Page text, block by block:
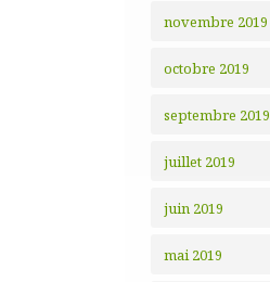
novembre 2019
octobre 2019
septembre 2019
juillet 2019
juin 2019
mai 2019